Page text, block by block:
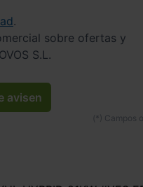
.
sobre ofertas y
S.L.
avisen